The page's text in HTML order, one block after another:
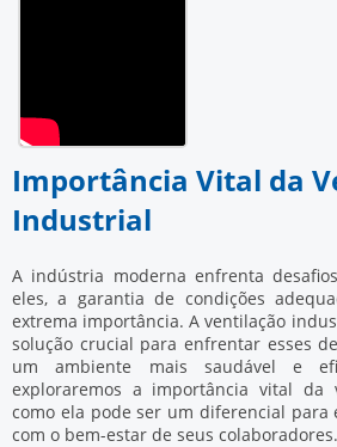
Importância Vital da
Industrial
A indústria moderna enfrenta
eles, a garantia de condições
extrema importância. A ventilação
solução crucial para enfrentar esses
um ambiente mais saudável e
exploraremos a importância vital da
como ela pode ser um diferencial para
com o bem-estar de seus colaboradores.